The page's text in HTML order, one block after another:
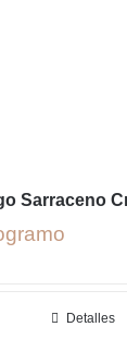
Sarraceno
Detalles